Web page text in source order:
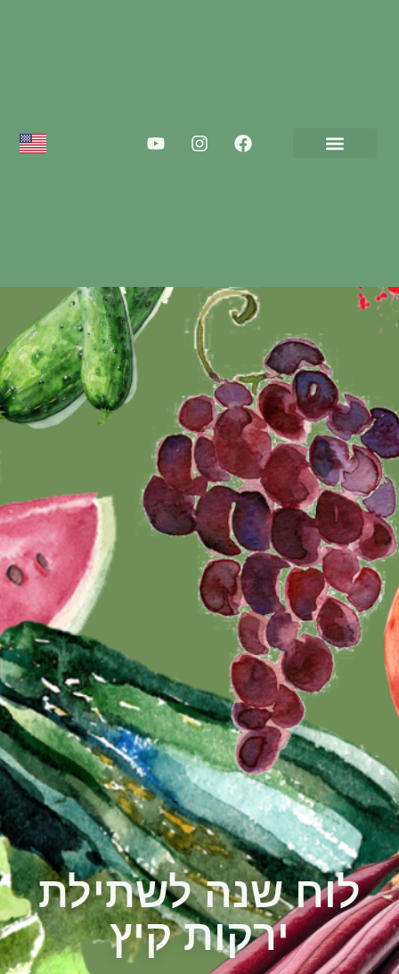
לוח שנה לשתילת
ירקות קיץ